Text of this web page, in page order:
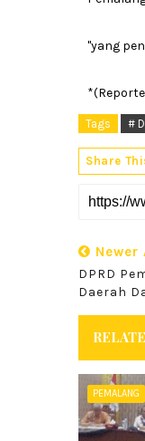
''yang
Tags #
Share
Newer
DPRD
Daerah
PEMALANG